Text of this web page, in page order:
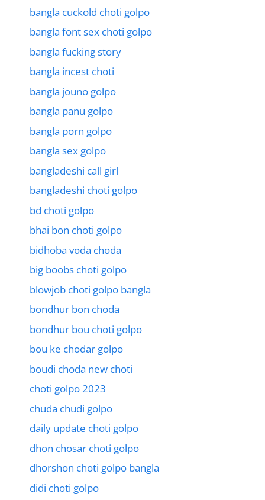
bangla cuckold choti golpo
bangla font sex choti golpo
bangla fucking story
bangla incest choti
bangla jouno golpo
bangla panu golpo
bangla porn golpo
bangla sex golpo
bangladeshi call girl
bangladeshi choti golpo
bd choti golpo
bhai bon choti golpo
bidhoba voda choda
big boobs choti golpo
blowjob choti golpo bangla
bondhur bon choda
bondhur bou choti golpo
bou ke chodar golpo
boudi choda new choti
choti golpo 2023
chuda chudi golpo
daily update choti golpo
dhon chosar choti golpo
dhorshon choti golpo bangla
didi choti golpo